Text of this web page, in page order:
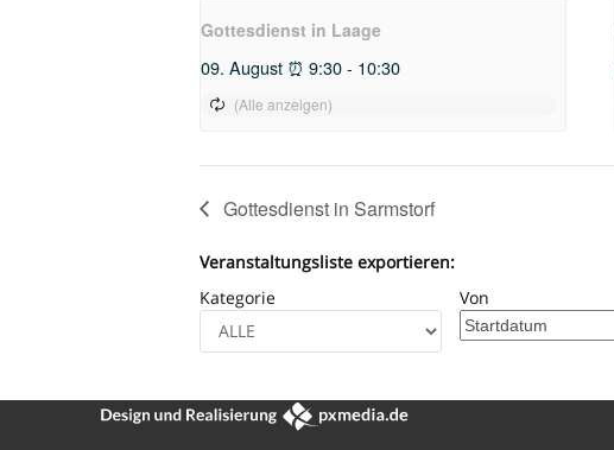
Gottesdienst in Laage
09. August ⏰ 9:30- 10:30
Gottesdienst in Sarmstorf
Veranstaltungsliste exportieren:
Kategorie
Von